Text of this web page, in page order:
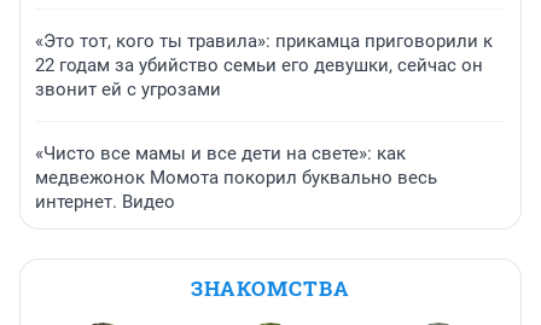
«Это тот, кого ты травила»: прикамца приговорили к
22 годам за убийство семьи его девушки, сейчас он
звонит ей с угрозами
«Чисто все мамы и все дети на свете»: как
медвежонок Момота покорил буквально весь
интернет. Видео
ЗНАКОМСТВА